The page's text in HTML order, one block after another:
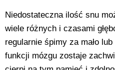
Niedostateczna ilość snu
wiele różnych i czasami
regularnie śpimy za mało
funkcji mózgu zostaje